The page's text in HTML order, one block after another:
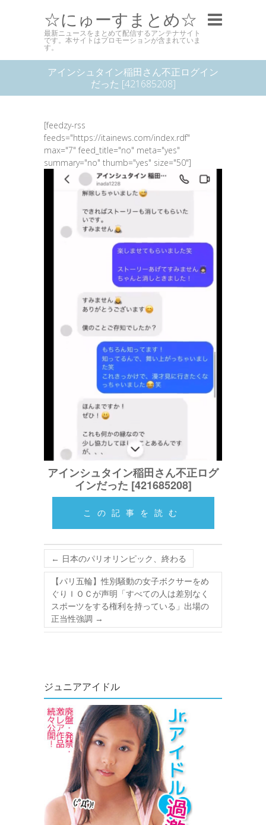
☆にゅーすまとめ☆
最新ニュースをまとめて配信するアンテナサイト
です。本サイトはプロモーションが含まれていま
す。
アインシュタイン稲田さん不正ログイン
だった [421685208]
[feedzy-rss
feeds="https://itainews.com/index.rdf"
max="7" feed_title="no" meta="yes"
summary="no" thumb="yes" size="50"]
アインシュタイン稲田さん不正ログ
インだった [421685208]
この記事を読む
← 日本のパリオリンピック、終わる
【パリ五輪】性別騒動の女子ボクサーをめ
ぐりＩＯＣが声明「すべての人は差別なく
スポーツをする権利を持っている」出場の
正当性強調 →
ジュニアアイドル